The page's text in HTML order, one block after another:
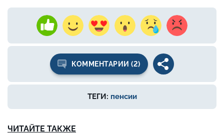
КОММЕНТАРИИ (2)
ТЕГИ: пенсии
ЧИТАЙТЕ ТАКЖЕ